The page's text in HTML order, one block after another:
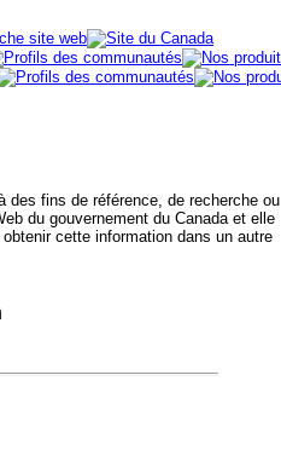
des fins de référence, de recherche ou
du gouvernement du Canada et elle
cette information dans un autre